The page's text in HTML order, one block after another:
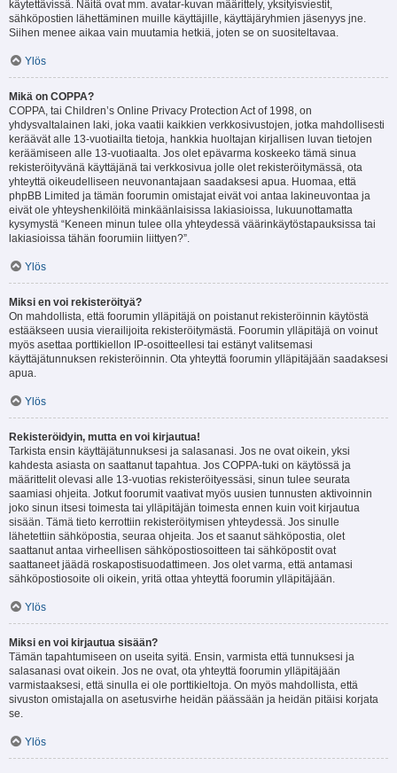
käytettävissä. Näitä ovat mm. avatar-kuvan määrittely, yksityisviestit,
sähköpostien lähettäminen muille käyttäjille, käyttäjäryhmien jäsenyys jne.
Siihen menee aikaa vain muutamia hetkiä, joten se on suositeltavaa.
Ylös
Mikä on COPPA?
COPPA, tai Children’s Online Privacy Protection Act of 1998, on
yhdysvaltalainen laki, joka vaatii kaikkien verkkosivustojen, jotka mahdollisesti
keräävät alle 13-vuotiailta tietoja, hankkia huoltajan kirjallisen luvan tietojen
keräämiseen alle 13-vuotiaalta. Jos olet epävarma koskeeko tämä sinua
rekisteröityvänä käyttäjänä tai verkkosivua jolle olet rekisteröitymässä, ota
yhteyttä oikeudelliseen neuvonantajaan saadaksesi apua. Huomaa, että
phpBB Limited ja tämän foorumin omistajat eivät voi antaa lakineuvontaa ja
eivät ole yhteyshenkilöitä minkäänlaisissa lakiasioissa, lukuunottamatta
kysymystä “Keneen minun tulee olla yhteydessä väärinkäytöstapauksissa tai
lakiasioissa tähän foorumiin liittyen?”.
Ylös
Miksi en voi rekisteröityä?
On mahdollista, että foorumin ylläpitäjä on poistanut rekisteröinnin käytöstä
estääkseen uusia vierailijoita rekisteröitymästä. Foorumin ylläpitäjä on voinut
myös asettaa porttikiellon IP-osoitteellesi tai estänyt valitsemasi
käyttäjätunnuksen rekisteröinnin. Ota yhteyttä foorumin ylläpitäjään saadaksesi
apua.
Ylös
Rekisteröidyin, mutta en voi kirjautua!
Tarkista ensin käyttäjätunnuksesi ja salasanasi. Jos ne ovat oikein, yksi
kahdesta asiasta on saattanut tapahtua. Jos COPPA-tuki on käytössä ja
määrittelit olevasi alle 13-vuotias rekisteröityessäsi, sinun tulee seurata
saamiasi ohjeita. Jotkut foorumit vaativat myös uusien tunnusten aktivoinnin
joko sinun itsesi toimesta tai ylläpitäjän toimesta ennen kuin voit kirjautua
sisään. Tämä tieto kerrottiin rekisteröitymisen yhteydessä. Jos sinulle
lähetettiin sähköpostia, seuraa ohjeita. Jos et saanut sähköpostia, olet
saattanut antaa virheellisen sähköpostiosoitteen tai sähköpostit ovat
saattaneet jäädä roskapostisuodattimeen. Jos olet varma, että antamasi
sähköpostiosoite oli oikein, yritä ottaa yhteyttä foorumin ylläpitäjään.
Ylös
Miksi en voi kirjautua sisään?
Tämän tapahtumiseen on useita syitä. Ensin, varmista että tunnuksesi ja
salasanasi ovat oikein. Jos ne ovat, ota yhteyttä foorumin ylläpitäjään
varmistaaksesi, että sinulla ei ole porttikieltoja. On myös mahdollista, että
sivuston omistajalla on asetusvirhe heidän päässään ja heidän pitäisi korjata
se.
Ylös